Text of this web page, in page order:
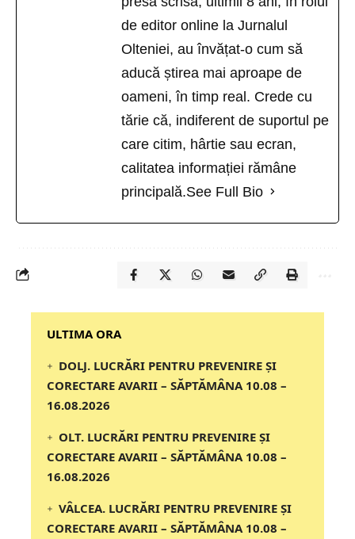
de editor online la Jurnalul
Olteniei, au învățat-o cum să
aducă știrea mai aproape de
oameni, în timp real. Crede cu
tărie că, indiferent de suportul pe
care citim, hârtie sau ecran,
calitatea informației rămâne
principală.See Full Bio
‎‎‎‎‎‎‎ULTIMA ORA
DOLJ. LUCRĂRI PENTRU PREVENIRE ȘI
CORECTARE AVARII – SĂPTĂMÂNA 10.08 –
16.08.2026
OLT. LUCRĂRI PENTRU PREVENIRE ȘI
CORECTARE AVARII – SĂPTĂMÂNA 10.08 –
16.08.2026
VÂLCEA. LUCRĂRI PENTRU PREVENIRE ȘI
CORECTARE AVARII – SĂPTĂMÂNA 10.08 –